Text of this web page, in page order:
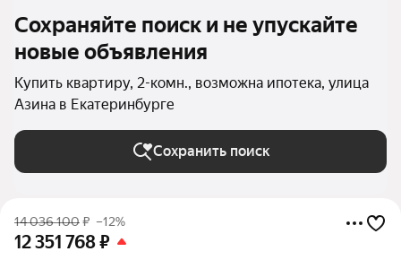
Сохраняйте поиск и не упускайте
новые объявления
Купить квартиру, 2-комн., возможна ипотека, улица
Азина в Екатеринбурге
Сохранить поиск
14 036 100₽ –12%
12 351 768₽